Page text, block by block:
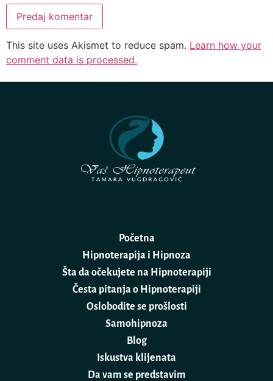
This site uses Akismet to reduce spam. Learn how your
comment data is processed.
Početna
Hipnoterapija i Hipnoza
Šta da očekujete na Hipnoterapiji
Česta pitanja o Hipnoterapiji
Oslobodite se prošlosti
Samohipnoza
Blog
Iskustva klijenata
Da vam se predstavim